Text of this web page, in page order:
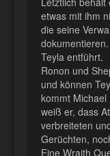
etwas mit ihm
die seine
Teyla entführt.
Ronon und
und können
kommt Michael
weiß er, dass
verbreiteten
Gerüchten,
Eine Wraith